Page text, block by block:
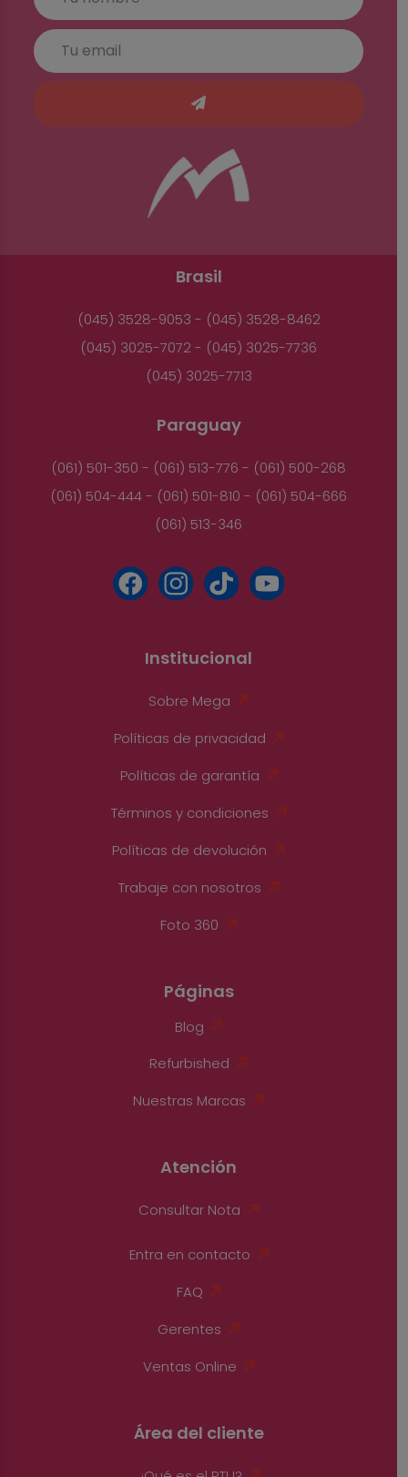
Brasil
(045) 3528-9053 - (045) 3528-8462
(045) 3025-7072 - (045) 3025-7736
(045) 3025-7713
Paraguay
(061) 501-350 - (061) 513-776 - (061) 500-268
(061) 504-444 - (061) 501-810 - (061) 504-666
(061) 513-346
Institucional
Sobre Mega
Políticas de privacidad
Políticas de garantía
Términos y condiciones
Políticas de devolución
Trabaje con nosotros
Foto 360
Páginas
Blog
Refurbished
Nuestras Marcas
Atención
Consultar Nota
Entra en contacto
FAQ
Gerentes
Ventas Online
Área del cliente